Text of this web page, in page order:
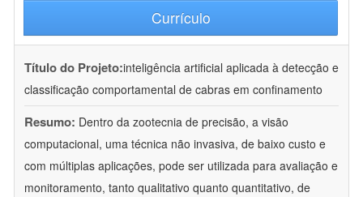
Currículo
Título do Projeto:inteligência artificial aplicada à detecção e
classificação comportamental de cabras em confinamento
Resumo: Dentro da zootecnia de precisão, a visão
computacional, uma técnica não invasiva, de baixo custo e
com múltiplas aplicações, pode ser utilizada para avaliação e
monitoramento, tanto qualitativo quanto quantitativo, de